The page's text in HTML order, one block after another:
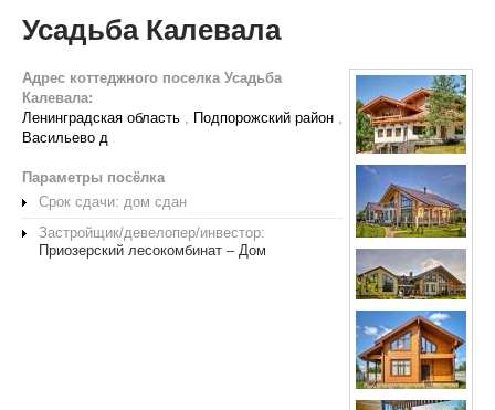
Усадьба Калевала
Адрес коттеджного поселка Усадьба
Калевала:
Ленинградская область , Подпорожский район ,
Васильево д
Параметры посёлка
Срок сдачи: дом сдан
Застройщик/девелопер/инвестор:
Приозерский лесокомбинат – Дом